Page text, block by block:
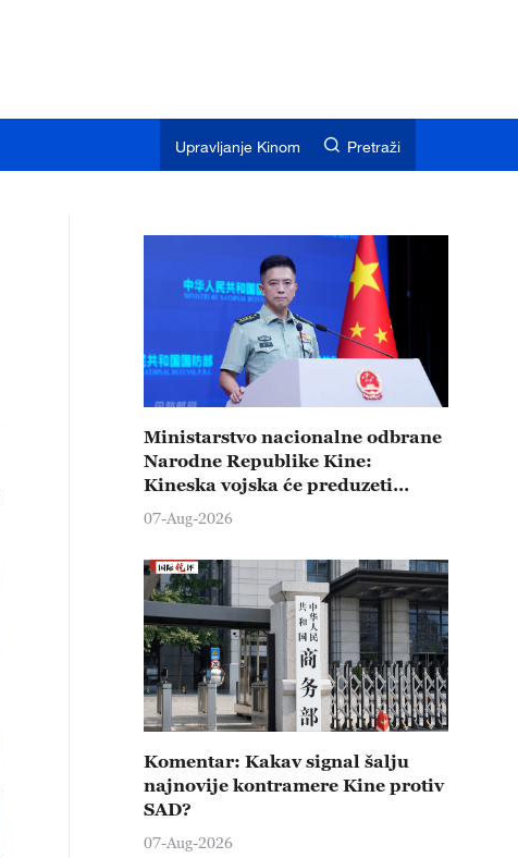
Upravljanje Kinom Pretraži
Ministarstvo nacionalne odbrane
Narodne Republike Kine:
Kineska vojska će preduzeti
čvrste kontramere protiv svih
provokativnih pokušaja
izazivanja nemira
07-Aug-2026
Komentar: Kakav signal šalju
najnovije kontramere Kine protiv
SAD?
07-Aug-2026